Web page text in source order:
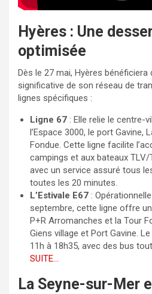
Hyères : Une
optimisée
Dès le 27 mai, Hyères bénéficiera
significative de son réseau de
lignes spécifiques :
Ligne 67 : Elle relie le centre-
l’Espace 3000, le port Gavine,
Fondue. Cette ligne facilite
campings et aux bateaux TLV/
avec un service assuré tous
toutes les 20 minutes.
L’Estivale E67 :
septembre, cette ligne offre
P+R Arromanches et la Tour
Giens village et Port Gavine.
11h à 18h35, avec des bus
SUITE…
La Seyne-sur-Mer